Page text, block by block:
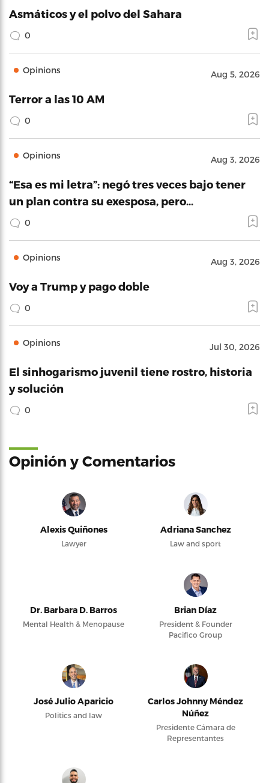
Asmáticos y el polvo del Sahara
0
Opinions Aug 5, 2026
Terror a las 10 AM
0
Opinions Aug 3, 2026
“Esa es mi letra”: negó tres veces bajo tener
un plan contra su exesposa, pero…
0
Opinions Aug 3, 2026
Voy a Trump y pago doble
0
Opinions Jul 30, 2026
El sinhogarismo juvenil tiene rostro, historia
y solución
0
Opinión y Comentarios
Alexis Quiñones
Lawyer
Adriana Sanchez
Law and sport
Dr. Barbara D. Barros
Mental Health & Menopause
Brian Díaz
President & Founder
Pacifico Group
José Julio Aparicio
Politics and law
Carlos Johnny Méndez
Núñez
Presidente Cámara de
Representantes